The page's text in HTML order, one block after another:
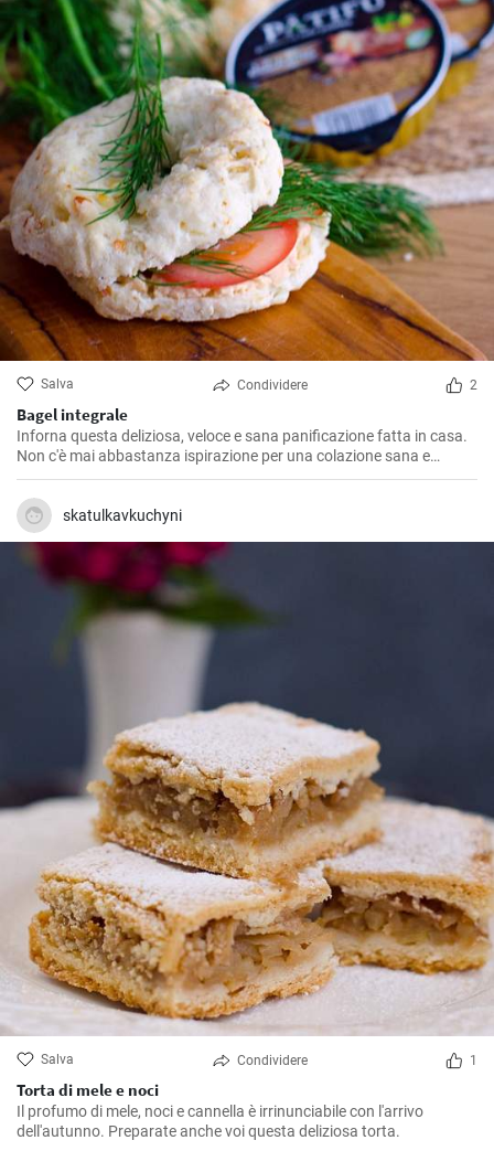
Salva Condividere 2
Bagel integrale
Inforna questa deliziosa, veloce e sana panificazione fatta in casa.
Non c'è mai abbastanza ispirazione per una colazione sana e
gustosa.
skatulkavkuchyni
Salva Condividere 1
Torta di mele e noci
Il profumo di mele, noci e cannella è irrinunciabile con l'arrivo
dell'autunno. Preparate anche voi questa deliziosa torta.